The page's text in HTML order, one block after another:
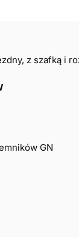
z szafką i
GN